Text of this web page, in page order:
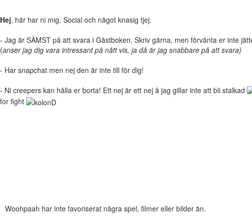
Hej, här har ni mig. Social och något knasig tjej.
- Jag är SÄMST på att svara i Gästboken. Skriv gärna, men förvänta er inte
(anser jag dig vara intressant på nått vis, ja då är jag snabbare på att svara)
- Har snapchat men nej den är inte till för dig!
- Ni creepers kan hålla er borta! Ett nej är ett nej å jag gillar inte att bli stalkad
for fight
Woohpaah har inte favoriserat några spel, filmer eller bilder än.